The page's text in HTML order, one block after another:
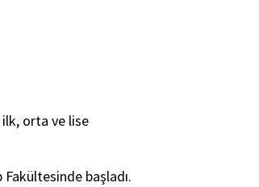
orta ve lise
başladı.